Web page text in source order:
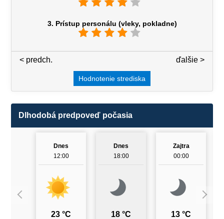
3. Prístup personálu (vleky, pokladne)
ďalšie >
< predch.
Hodnotenie strediska
Dlhodobá predpoveď počasia
Dnes
12:00
23 °C
Dnes
18:00
18 °C
Zajtra
00:00
13 °C